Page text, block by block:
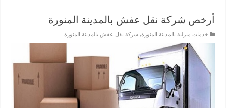
أرخص شركة نقل عفش بالمدينة المنورة
خدمات منزلية بالمدينة المنورة,شركة نقل عفش بالمدينة المنورة